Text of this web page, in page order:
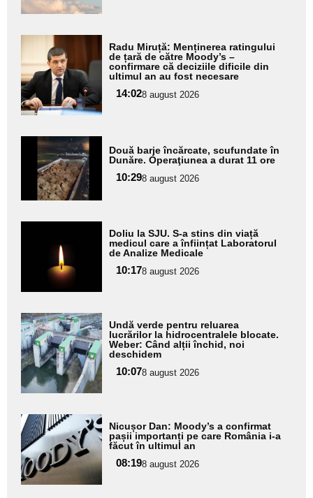
Adaugă
aici textul
pentru
subtitlu
Radu Miruță: Menținerea ratingului
de țară de către Moody’s –
confirmare că deciziile dificile din
ultimul an au fost necesare
14:028 august 2026
Adaugă
aici textul
pentru
subtitlu
Două barje încărcate, scufundate în
Dunăre. Operaţiunea a durat 11 ore
10:298 august 2026
aici textul
pentru
subtitlu
Doliu la SJU. S-a stins din viață
medicul care a înființat Laboratorul
de Analize Medicale
10:178 august 2026
Adaugă
aici textul
pentru
subtitlu
Undă verde pentru reluarea
lucrărilor la hidrocentralele blocate.
Weber: Când alții închid, noi
deschidem
10:078 august 2026
Adaugă
aici textul
pentru
subtitlu
Nicușor Dan: Moody’s a confirmat
pașii importanți pe care România i-a
făcut în ultimul an
08:198 august 2026